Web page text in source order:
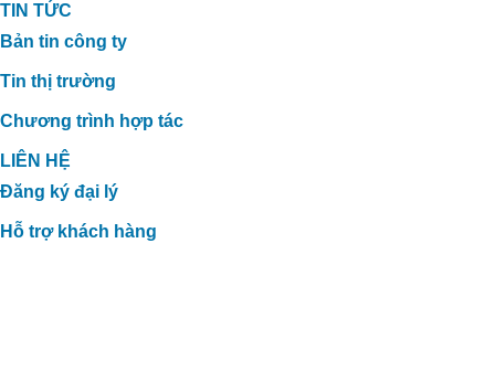
TIN TỨC
Bản tin công ty
Tin thị trường
Chương trình hợp tác
LIÊN HỆ
Đăng ký đại lý
Hỗ trợ khách hàng